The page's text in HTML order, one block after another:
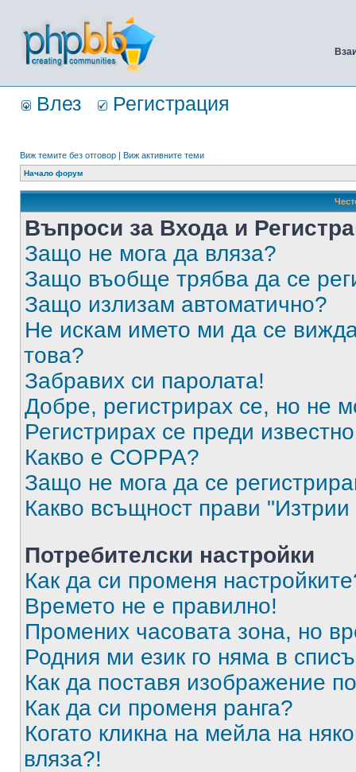
Влез Регистрация
Виж темите без отговор | Виж активните теми
Начало форум
Въпроси за Входа и
Защо не мога да вляза?
Защо въобще трябва да се
Защо излизам автоматично?
Не искам името ми да се
това?
Забравих си паролата!
Добре, регистрирах се, но не
Регистрирах се преди
Какво е COPPA?
Защо не мога да се
Какво всъщност прави "Изтрии
Потребителски настройки
Как да си променя
Времето не е правилно!
Промених часовата зона, но
Родния ми език го няма в
Как да поставя изображение
Как да си променя ранга?
Когато кликна на мейла на
вляза?!